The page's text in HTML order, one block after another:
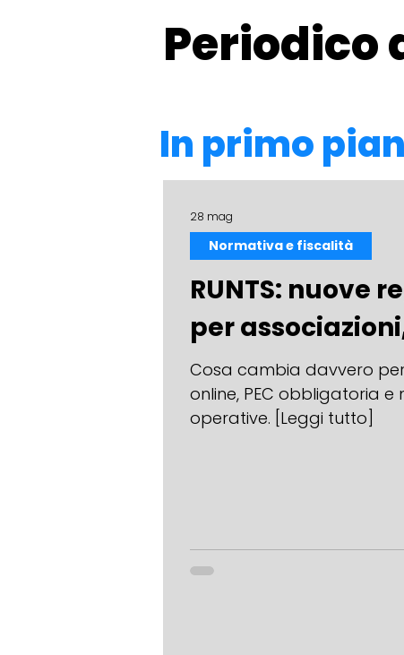
Periodico
In primo
RUNTS: nuove
per
Cosa cambia davvero
online, PEC obbligatoria e
operative. [Leggi tutto]
Normativa e fiscalità
28 mag